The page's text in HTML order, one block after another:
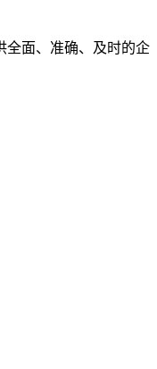
全面、准确、及时的企